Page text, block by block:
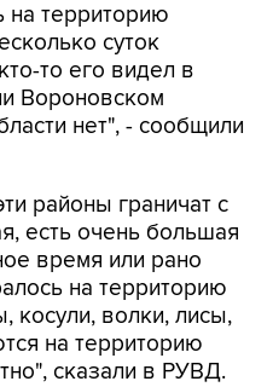
территорию
суток
то его видел в
Вороновском
нет", - сообщили
районы граничат с
есть очень большая
время или рано
на территорию
косули, волки, лисы,
на территорию
сказали в РУВД.